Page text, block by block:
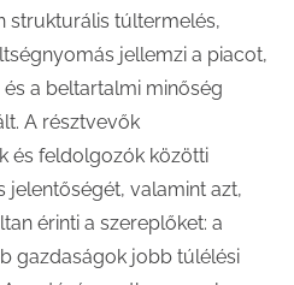
strukturális túltermelés,
jellemzi a piacot,
a beltartalmi minőség
A résztvevők
és feldolgozók közötti
valamint azt,
érinti a szereplőket: a
gazdaságok jobb túlélési